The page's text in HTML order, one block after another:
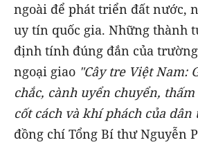
ngoài để phát triển đất nước,
uy tín quốc gia. Những thành
định tính đúng đắn của
ngoại giao "Cây tre Việt Nam:
chắc, cành uyển chuyển,
cốt cách và khí phách của dân
đồng chí Tổng Bí thư Nguyễn